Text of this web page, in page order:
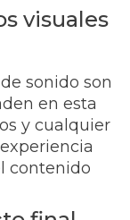
visuales
sonido son
en esta
y cualquier
contenido